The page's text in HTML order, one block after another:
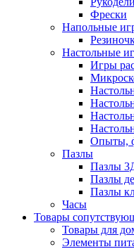
Фрески
Напольные
Настольные
Игры
Опыты,
Пазлы
Пазлы
Пазлы
Пазлы
Часы
Товары
Товары для
Элементы